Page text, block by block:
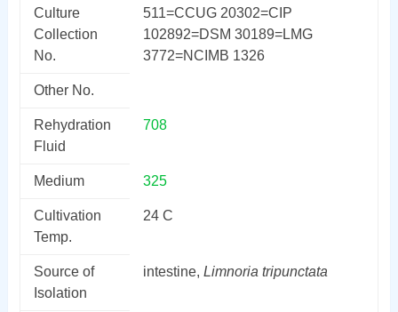
Culture
Collection
No.
511=CCUG 20302=CIP
102892=DSM 30189=LMG
3772=NCIMB 1326
Other No.
Rehydration
Fluid
708
Medium 325
Cultivation
Temp.
24 C
Source of
Isolation
intestine, Limnoria tripunctata